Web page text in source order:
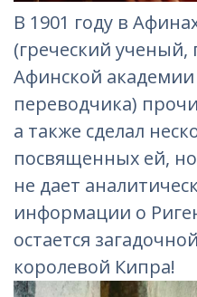
В 1901 году в
(греческий ученый,
Афинской
переводчика)
а также сделал
посвященных ей,
не дает
информации о
остается
королевой Кипра!